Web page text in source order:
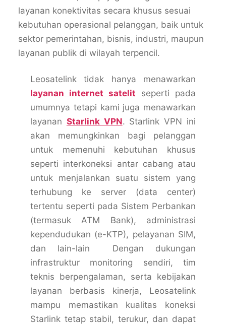
layanan konektivitas secara khusus sesuai
kebutuhan operasional pelanggan, baik untuk
sektor pemerintahan, bisnis, industri, maupun
layanan publik di wilayah terpencil.
Leosatelink tidak hanya menawarkan
layanan internet satelit seperti pada
umumnya tetapi kami juga menawarkan
layanan Starlink VPN. Starlink VPN ini
akan memungkinkan bagi pelanggan
untuk memenuhi kebutuhan khusus
seperti interkoneksi antar cabang atau
untuk menjalankan suatu sistem yang
terhubung ke server (data center)
tertentu seperti pada Sistem Perbankan
(termasuk ATM Bank), administrasi
kependudukan (e-KTP), pelayanan SIM,
dan lain-lain Dengan dukungan
infrastruktur monitoring sendiri, tim
teknis berpengalaman, serta kebijakan
layanan berbasis kinerja, Leosatelink
mampu memastikan kualitas koneksi
Starlink tetap stabil, terukur, dan dapat